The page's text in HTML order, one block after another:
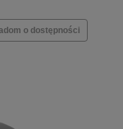
o dostępności